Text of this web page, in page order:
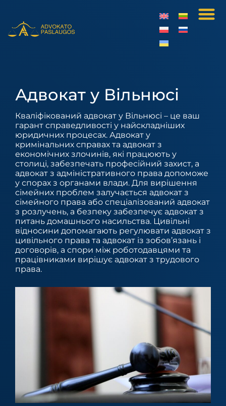
Адвокат у Вільнюсі
Кваліфікований адвокат у Вільнюсі – це ваш
гарант справедливості у найскладніших
юридичних процесах. Адвокат у
кримінальних справах та адвокат з
економічних злочинів, які працюють у
столиці, забезпечать професійний захист, а
адвокат з адміністративного права допоможе
у спорах з органами влади. Для вирішення
сімейних проблем залучається адвокат з
сімейного права або спеціалізований адвокат
з розлучень, а безпеку забезпечує адвокат з
питань домашнього насильства. Цивільні
відносини допомагають регулювати адвокат з
цивільного права та адвокат із зобов’язань і
договорів, а спори між роботодавцями та
працівниками вирішує адвокат з трудового
права.